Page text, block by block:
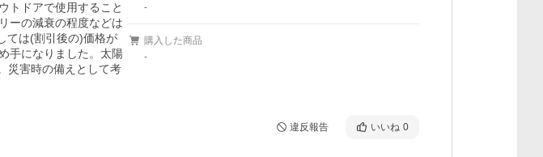
トドアで使用すること
ーの減衰の程度などは
ては(割引後の)価格が
手になりました。太陽
災害時の備えとして考
-
購入した商品
-
違反報告 いいね 0